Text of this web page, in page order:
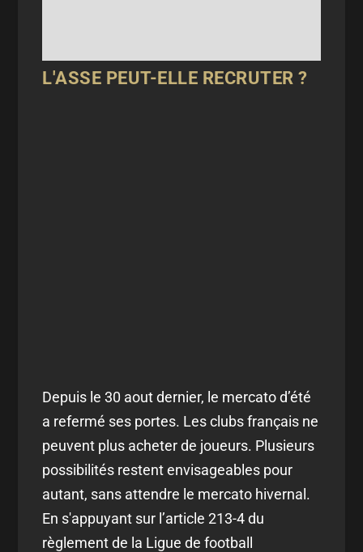
L'ASSE PEUT-ELLE RECRUTER ?
Depuis le 30 aout dernier, le mercato d’été
a refermé ses portes. Les clubs français ne
peuvent plus acheter de joueurs. Plusieurs
possibilités restent envisageables pour
autant, sans attendre le mercato hivernal.
En s'appuyant sur l’article 213-4 du
règlement de la Ligue de football